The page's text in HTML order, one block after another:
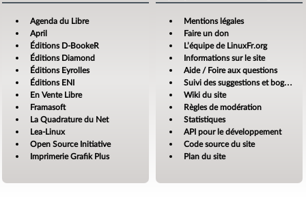
Agenda du Libre
April
Éditions D-BookeR
Éditions Diamond
Éditions Eyrolles
Éditions ENI
En Vente Libre
Framasoft
La Quadrature du Net
Lea-Linux
Open Source Initiative
Imprimerie Grafik Plus
Mentions légales
Faire un don
L’équipe de LinuxFr.org
Informations sur le site
Aide / Foire aux questions
Suivi des suggestions et bogues
Wiki du site
Règles de modération
Statistiques
API pour le développement
Code source du site
Plan du site